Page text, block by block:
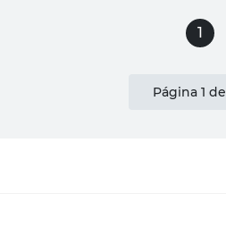
1
Página 1 de